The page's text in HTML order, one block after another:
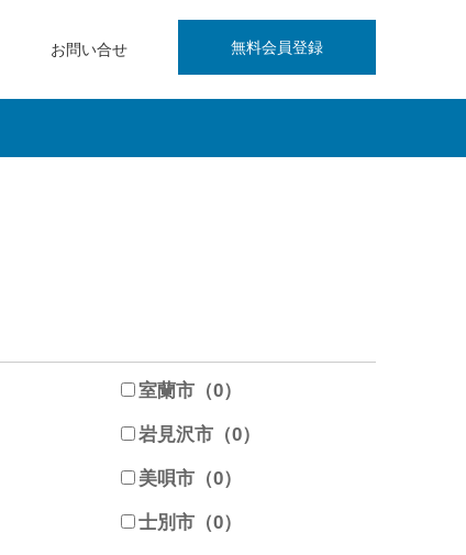
無料会員登録
お問い合せ
室蘭市（0）
岩見沢市（0）
美唄市（0）
士別市（0）